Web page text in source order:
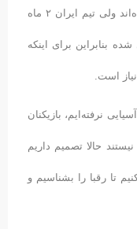
ژاپن، قزاقستان و چین سالیان سال کار کرده‌اند ولی تیم ایران ۲ ماه
بنابراین برای اینکه
است.
آسیایی نرفته‌ایم، بازیکنان
حالا تصمیم داریم
تا رقبا را بشناسیم و